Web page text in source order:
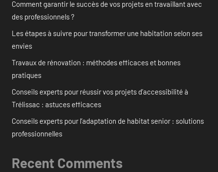
Comment garantir le succès de vos projets en travaillant avec
des professionnels ?
Les étapes à suivre pour transformer une habitation selon ses
envies
Travaux de rénovation : méthodes efficaces et bonnes
pratiques
Conseils experts pour réussir vos projets d’accessibilité à
Trélissac : astuces efficaces
Conseils experts pour l’adaptation de habitat senior : solutions
professionnelles
Recent Comments